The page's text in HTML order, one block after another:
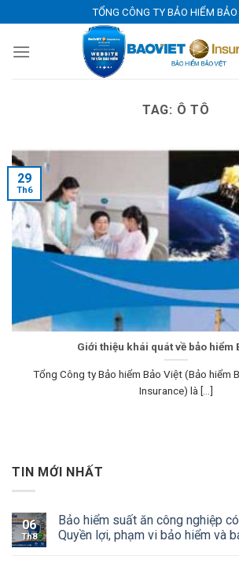
to
content
TỔNG CÔNG TY BẢO HIỂM
TAG: Ô TÔ
Giới thiệu khái quát về bảo hiểm
Tổng Công ty Bảo hiểm Bảo Việt (Bảo hiểm
Insurance) là [...]
29
Th6
TIN MỚI NHẤT
06
Th8
Bảo hiểm suất ăn công nghiệp
Quyền lợi, phạm vi bảo hiểm và